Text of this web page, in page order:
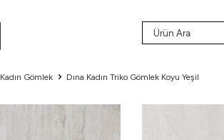
Kadın Gömlek Dına Kadın Triko Gömlek Koyu Yeşil